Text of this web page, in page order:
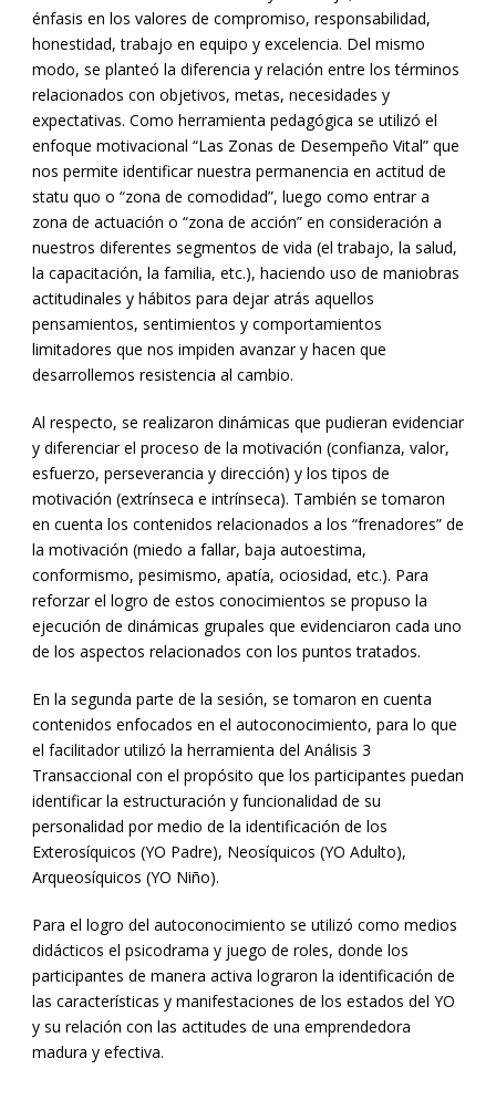
énfasis en los valores de compromiso, responsabilidad,
honestidad, trabajo en equipo y excelencia. Del mismo
modo, se planteó la diferencia y relación entre los términos
relacionados con objetivos, metas, necesidades y
expectativas. Como herramienta pedagógica se utilizó el
enfoque motivacional “Las Zonas de Desempeño Vital” que
nos permite identificar nuestra permanencia en actitud de
statu quo o “zona de comodidad”, luego como entrar a
zona de actuación o “zona de acción” en consideración a
nuestros diferentes segmentos de vida (el trabajo, la salud,
la capacitación, la familia, etc.), haciendo uso de maniobras
actitudinales y hábitos para dejar atrás aquellos
pensamientos, sentimientos y comportamientos
limitadores que nos impiden avanzar y hacen que
desarrollemos resistencia al cambio.
Al respecto, se realizaron dinámicas que pudieran evidenciar
y diferenciar el proceso de la motivación (confianza, valor,
esfuerzo, perseverancia y dirección) y los tipos de
motivación (extrínseca e intrínseca). También se tomaron
en cuenta los contenidos relacionados a los “frenadores” de
la motivación (miedo a fallar, baja autoestima,
conformismo, pesimismo, apatía, ociosidad, etc.). Para
reforzar el logro de estos conocimientos se propuso la
ejecución de dinámicas grupales que evidenciaron cada uno
de los aspectos relacionados con los puntos tratados.
En la segunda parte de la sesión, se tomaron en cuenta
contenidos enfocados en el autoconocimiento, para lo que
el facilitador utilizó la herramienta del Análisis 3
Transaccional con el propósito que los participantes puedan
identificar la estructuración y funcionalidad de su
personalidad por medio de la identificación de los
Exterosíquicos (YO Padre), Neosíquicos (YO Adulto),
Arqueosíquicos (YO Niño).
Para el logro del autoconocimiento se utilizó como medios
didácticos el psicodrama y juego de roles, donde los
participantes de manera activa lograron la identificación de
las características y manifestaciones de los estados del YO
y su relación con las actitudes de una emprendedora
madura y efectiva.